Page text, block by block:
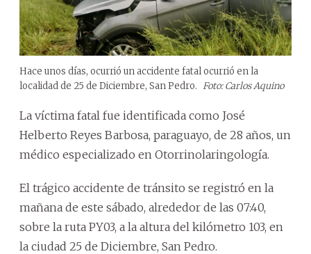
Hace unos días, ocurrió un accidente fatal ocurrió en la
localidad de 25 de Diciembre, San Pedro. Foto: Carlos Aquino
La víctima fatal fue identificada como José
Helberto Reyes Barbosa, paraguayo, de 28 años, un
médico especializado en Otorrinolaringología.
El trágico accidente de tránsito se registró en la
mañana de este sábado, alrededor de las 07:40,
sobre la ruta PY03, a la altura del kilómetro 103, en
la ciudad 25 de Diciembre, San Pedro.